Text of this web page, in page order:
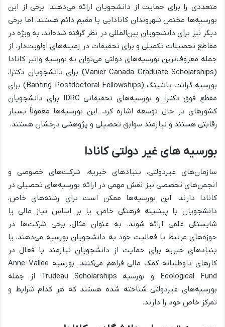
متعددی را برای حمایت از دانشجویان ارائه می‌دهند. برخی از این
بورسیه‌ها مختص شهروندان کانادایی یا مقیم دائم هستند، اما برخی
دیگر نیز برای دانشجویان بین‌المللی در نظر گرفته شده‌اند، به ویژه در
مقاطع تحصیلات تکمیلی و برای تحقیقات در زمینه‌های اولویت‌دار. از
جمله معروف‌ترین بورسیه‌های دولتی می‌توان به بورسیه وانیر کانادا
(Vanier Canada Graduate Scholarships) برای دانشجویان دکترا،
بورسیه گرانت بانتینگ (Banting Postdoctoral Fellowships) برای
مقطع فوق دکترا، و بورسیه‌های تحقیقاتی IDRC برای دانشجویان
کشورهای در حال توسعه اشاره کرد. این بورسیه‌ها معمولاً بسیار
رقابتی هستند و نیازمند سوابق تحصیلی و پژوهشی درخشان هستند.
بورسیه های غیر دولتی کانادا
سازمان‌های غیردولتی، بنیادهای خیریه، شرکت‌های خصوصی و
انجمن‌های تخصصی نیز نقش مهمی در ارائه بورسیه‌های تحصیلی در
کانادا دارند. این بورسیه‌ها ممکن است برای رشته‌های خاص،
دانشجویان با پیشینه فرهنگی خاص، یا بر اساس نیاز مالی یا
شایستگی علمی ارائه شوند. به عنوان مثال، برخی شرکت‌ها در
حوزه‌های مرتبط با فعالیت خود به دانشجویان بورسیه می‌دهند، یا
بنیادهای خیریه برای حمایت از دانشجویان نیازمند یا فعال در
کارهای داوطلبانه کمک مالی فراهم می‌کنند. بورسیه Anne Vallee
Ecological Fund و بورسیه Trudeau Scholarships از جمله
بورسیه‌های غیردولتی شناخته شده هستند که هر کدام شرایط و
تمرکز خاص خود را دارند.